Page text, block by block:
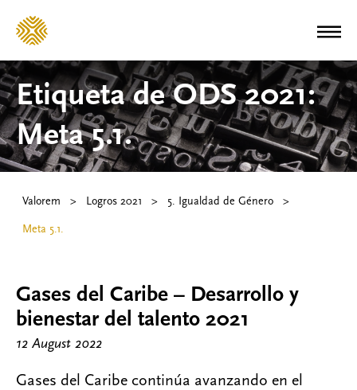
Etiqueta de ODS 2021:
Meta 5.1.
Valorem > Logros 2021 > 5. Igualdad de Género >
Meta 5.1.
Gases del Caribe – Desarrollo y
bienestar del talento 2021
12 August 2022
Gases del Caribe continúa avanzando en el